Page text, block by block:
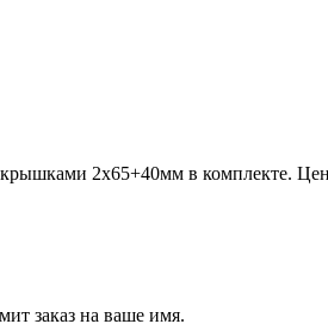
2х65+40мм в комплекте.
заказ на ваше имя.